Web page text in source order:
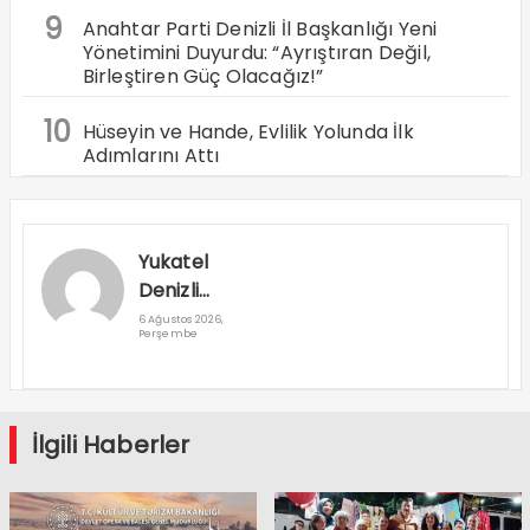
9
Anahtar Parti Denizli İl Başkanlığı Yeni
Yönetimini Duyurdu: “Ayrıştıran Değil,
Birleştiren Güç Olacağız!”
10 Hüseyin ve Hande, Evlilik Yolunda İlk
Adımlarını Attı
Yukatel
Denizli
Basket’in
Süper Lig
Başlıyor
6 Ağustos 2026,
Perşembe
İlgili Haberler